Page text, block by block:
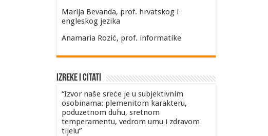
Marija Bevanda, prof. hrvatskog i
engleskog jezika
Anamaria Rozić, prof. informatike
Izreke i Citati
“Izvor naše sreće je u subjektivnim
osobinama: plemenitom karakteru,
poduzetnom duhu, sretnom
temperamentu, vedrom umu i zdravom
tijelu”